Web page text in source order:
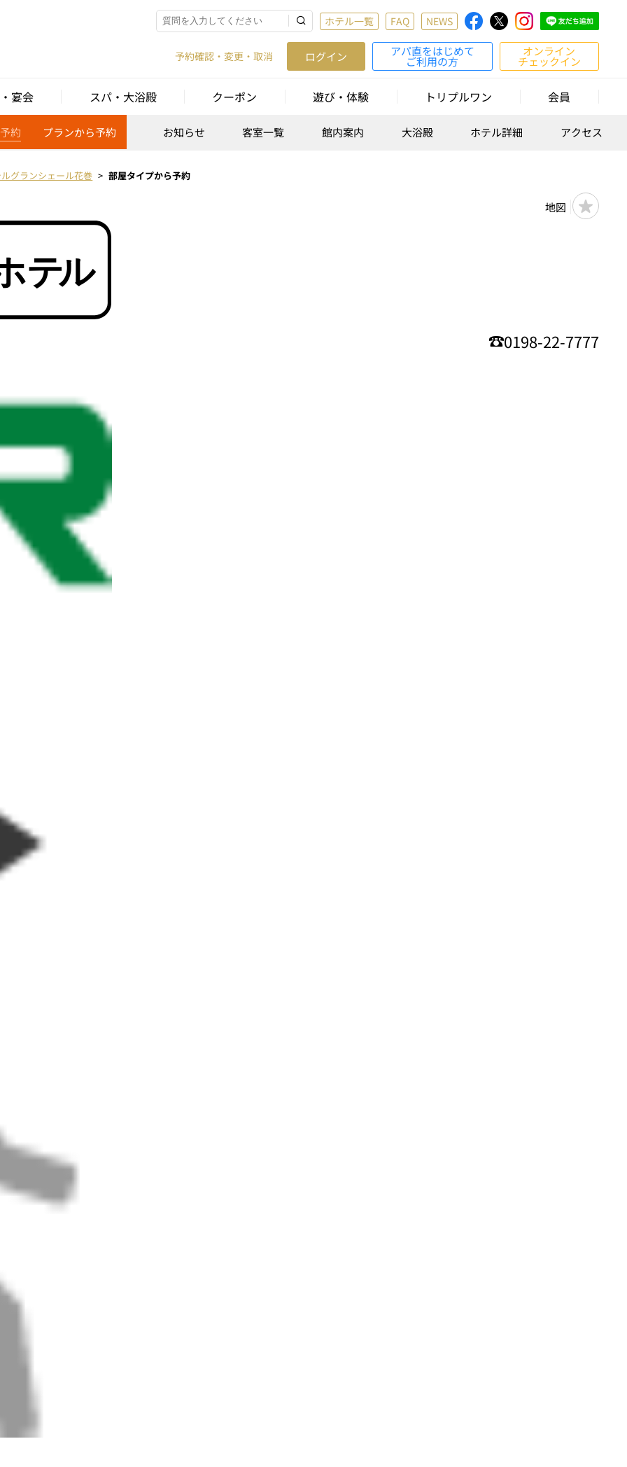
ホテル一覧 FAQ NEWS
予約確認・変更・取消 ログイン アパ直をはじめて
ご利用の方
オンライン
チェックイン
宴会 スパ・大浴殿 クーポン 遊び・体験 トリプルワン 会員
約 プランから予約 お知らせ 客室一覧 館内案内 大浴殿 ホテル詳細 アクセス
グランシェール花巻 部屋タイプから予約
地図
0198-22-7777